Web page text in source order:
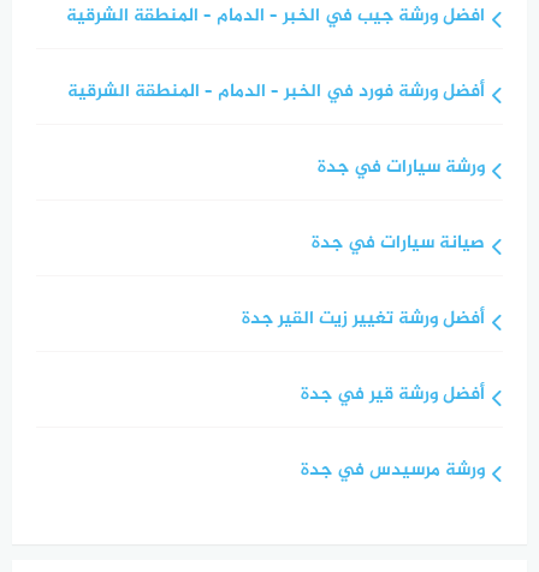
افضل ورشة جيب في الخبر – الدمام – المنطقة الشرقية
أفضل ورشة فورد في الخبر – الدمام – المنطقة الشرقية
ورشة سيارات في جدة
صيانة سيارات في جدة
أفضل ورشة تغيير زيت القير جدة
أفضل ورشة قير في جدة
ورشة مرسيدس في جدة